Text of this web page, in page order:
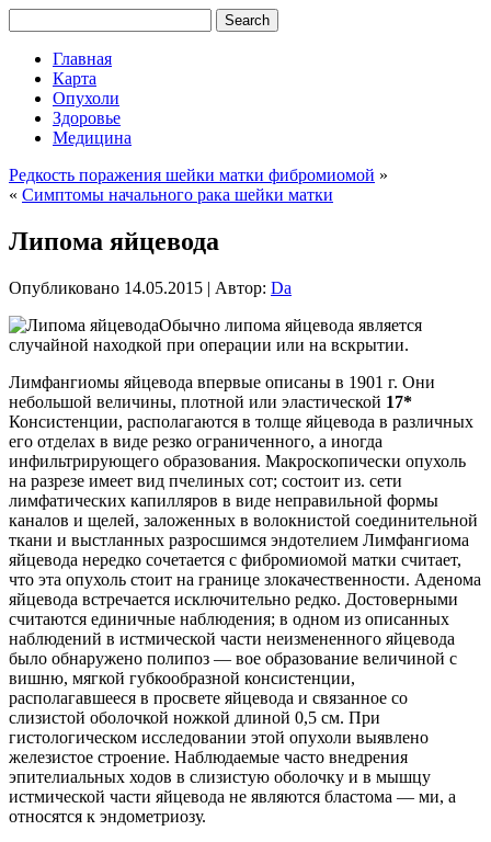
Главная
Карта
Опухоли
Здоровье
Медицина
Редкость поражения шейки матки фибромиомой »
« Симптомы начального рака шейки матки
Липома яйцевода
Опубликовано 14.05.2015 | Автор: Da
Обычно липома яйцевода является
случайной находкой при операции или на вскрытии.
Лимфангиомы яйцевода впервые описаны в 1901 г. Они
небольшой величины, плотной или эластической 17*
Консистенции, располагаются в толще яйцевода в различных
его отделах в виде резко ограниченного, а иногда
инфильтрирующего образования. Макроскопически опухоль
на разрезе имеет вид пчелиных сот; состоит из. сети
лимфатических капилляров в виде неправильной формы
каналов и щелей, заложенных в волокнистой соединительной
ткани и выстланных разросшимся эндотелием Лимфангиома
яйцевода нередко сочетается с фибромиомой матки считает,
что эта опухоль стоит на границе злокачественности. Аденома
яйцевода встречается исключительно редко. Достоверными
считаются единичные наблюдения; в одном из описанных
наблюдений в истмической части неизмененного яйцевода
было обнаружено полипоз — вое образование величиной с
вишню, мягкой губкообразной консистенции,
располагавшееся в просвете яйцевода и связанное со
слизистой оболочкой ножкой длиной 0,5 см. При
гистологическом исследовании этой опухоли выявлено
железистое строение. Наблюдаемые часто внедрения
эпителиальных ходов в слизистую оболочку и в мышцу
истмической части яйцевода не являются бластома — ми, а
относятся к эндометриозу.